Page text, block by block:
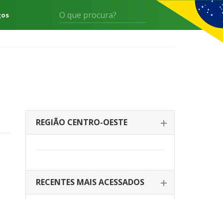
REGIÃO CENTRO-OESTE
RECENTES MAIS ACESSADOS